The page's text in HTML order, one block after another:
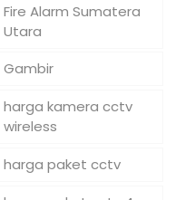
Fire Alarm Sumatera
Utara
Gambir
harga kamera cctv
wireless
harga paket cctv